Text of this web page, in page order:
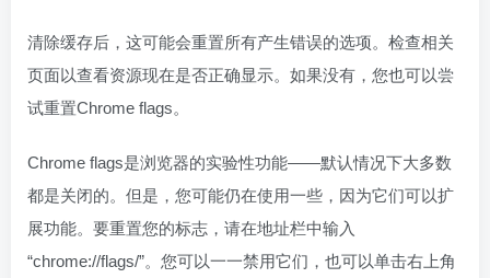
清除缓存后，这可能会重置所有产生错误的选项。检查相关
页面以查看资源现在是否正确显示。如果没有，您也可以尝
试重置Chrome flags。
Chrome flags是浏览器的实验性功能——默认情况下大多数
都是关闭的。但是，您可能仍在使用一些，因为它们可以扩
展功能。要重置您的标志，请在地址栏中输入
“chrome://flags/”。您可以一一禁用它们，也可以单击右上角